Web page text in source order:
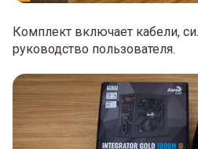
Комплект включает кабели,
руководство пользователя.